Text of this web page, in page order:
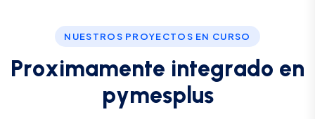
NUESTROS PROYECTOS EN CURSO
Proximamente integrado en
pymesp us